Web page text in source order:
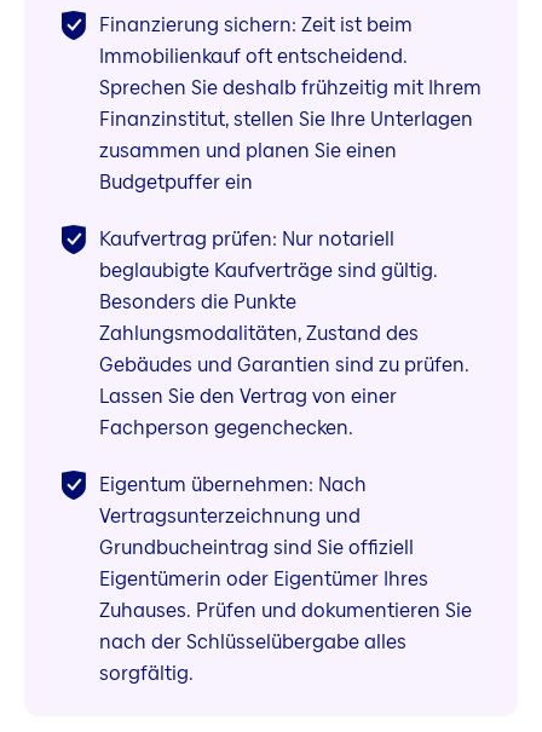
Finanzierung sichern: Zeit ist beim
Immobilienkauf oft entscheidend.
Sprechen Sie deshalb frühzeitig mit Ihrem
Finanzinstitut, stellen Sie Ihre Unterlagen
zusammen und planen Sie einen
Budgetpuffer ein
Kaufvertrag prüfen: Nur notariell
beglaubigte Kaufverträge sind gültig.
Besonders die Punkte
Zahlungsmodalitäten, Zustand des
Gebäudes und Garantien sind zu prüfen.
Lassen Sie den Vertrag von einer
Fachperson gegenchecken.
Eigentum übernehmen: Nach
Vertragsunterzeichnung und
Grundbucheintrag sind Sie offiziell
Eigentümerin oder Eigentümer Ihres
Zuhauses. Prüfen und dokumentieren Sie
nach der Schlüsselübergabe alles
sorgfältig.